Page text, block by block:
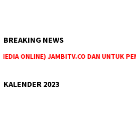
BREAKING NEWS
ONLINE) JAMBITV.CO DAN UNTUK
KALENDER 2023